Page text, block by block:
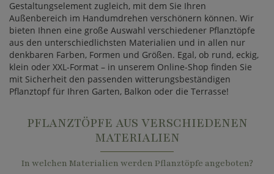
Gestaltungselement zugleich, mit dem Sie Ihren
Außenbereich im Handumdrehen verschönern können. Wir
bieten Ihnen eine große Auswahl verschiedener Pflanztöpfe
aus den unterschiedlichsten Materialien und in allen nur
denkbaren Farben, Formen und Größen. Egal, ob rund, eckig,
klein oder XXL-Format – in unserem Online-Shop finden Sie
mit Sicherheit den passenden witterungsbeständigen
Pflanztopf für Ihren Garten, Balkon oder die Terrasse!
PFLANZTÖPFE AUS VERSCHIEDENEN
MATERIALIEN
In welchen Materialien werden Pflanztöpfe angeboten?